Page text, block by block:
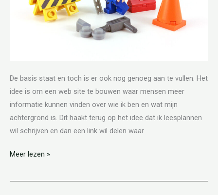
De basis staat en toch is er ook nog genoeg aan te vullen. Het
idee is om een web site te bouwen waar mensen meer
informatie kunnen vinden over wie ik ben en wat mijn
achtergrond is. Dit haakt terug op het idee dat ik leesplannen
wil schrijven en dan een link wil delen waar
Meer lezen »